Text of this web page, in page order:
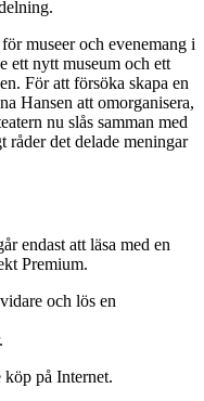
museer och evenemang i
ett nytt museum och ett
För att försöka skapa en
Hansen att omorganisera,
nu slås samman med
det delade meningar
endast att läsa med en
Premium.
och lös en
köp på Internet.